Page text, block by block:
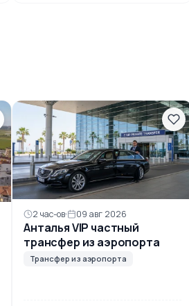
2 час-ов 09 авг 2026
Анталья VIP частный
трансфер из аэропорта
Трансфер из аэропорта